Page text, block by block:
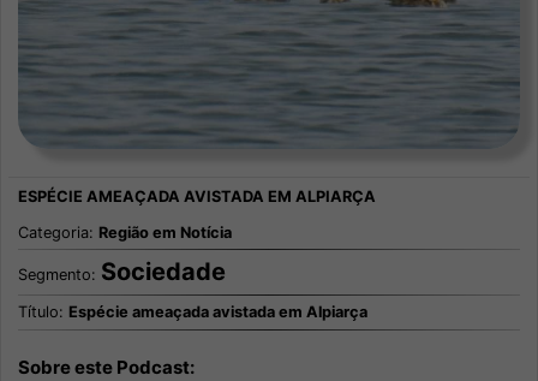
Categoria: Região em Notícia
Segmento: Sociedade
Título: Espécie ameaçada avistada em Alpiarça
Sobre este Podcast: